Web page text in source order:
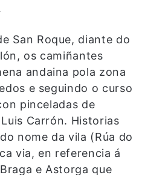
San Roque, diante do
os camiñantes
andaina pola zona
e seguindo o curso
pinceladas de
Carrón. Historias
nome da vila (Rúa do
via, en referencia á
e Astorga que